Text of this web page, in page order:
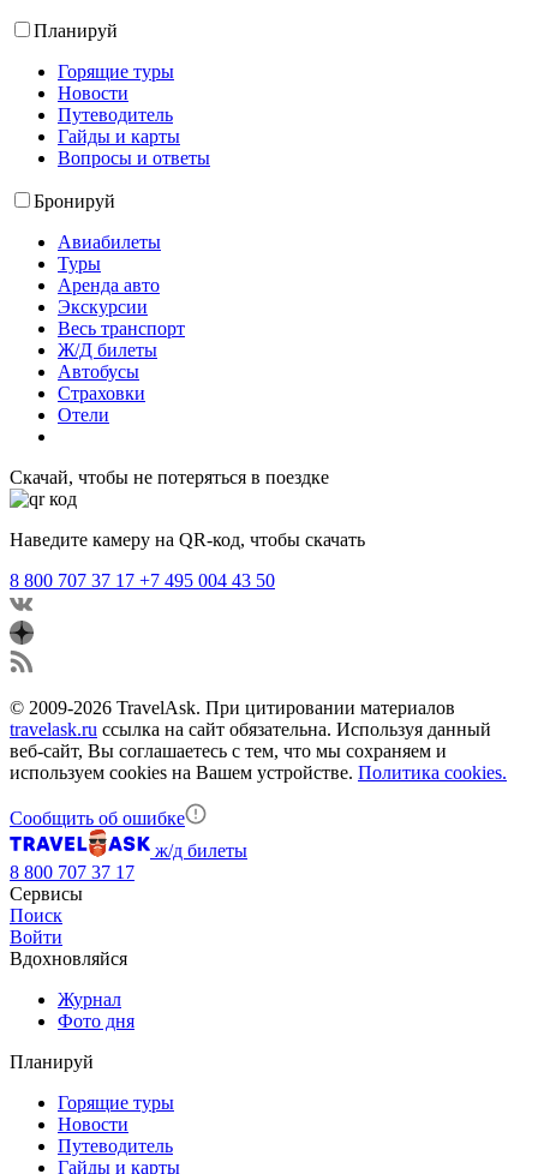
Планируй
Горящие туры
Новости
Путеводитель
Гайды и карты
Вопросы и ответы
Бронируй
Авиабилеты
Туры
Аренда авто
Экскурсии
Весь транспорт
Ж/Д билеты
Автобусы
Страховки
Отели
Скачай, чтобы не потеряться в поездке
Наведите камеру на QR-код, чтобы скачать
8 800 707 37 17 +7 495 004 43 50
© 2009-2026 TravelAsk. При цитировании материалов
travelask.ru ссылка на сайт обязательна. Используя данный
веб-сайт, Вы соглашаетесь с тем, что мы сохраняем и
используем cookies на Вашем устройстве. Политика cookies.
Сообщить об ошибке
ж/д билеты
8 800 707 37 17
Сервисы
Поиск
Войти
Вдохновляйся
Журнал
Фото дня
Планируй
Горящие туры
Новости
Путеводитель
Гайды и карты